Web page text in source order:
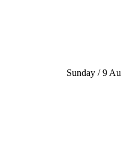
Sunday / 9